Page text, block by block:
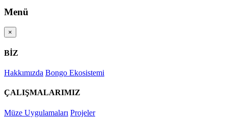
Menü
×
BİZ
Hakkımızda Bongo Ekosistemi
ÇALIŞMALARIMIZ
Müze Uygulamaları Projeler